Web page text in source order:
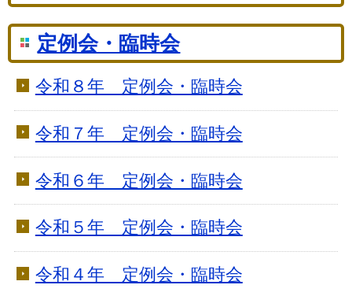
定例会・臨時会
令和８年 定例会・臨時会
令和７年 定例会・臨時会
令和６年 定例会・臨時会
令和５年 定例会・臨時会
令和４年 定例会・臨時会